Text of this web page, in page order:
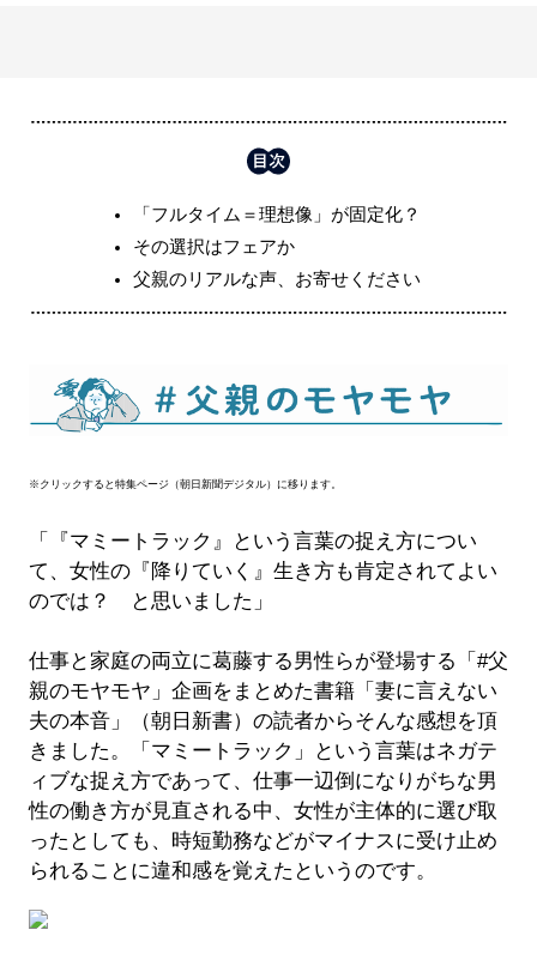
「フルタイム＝理想像」が固定化？
その選択はフェアか
父親のリアルな声、お寄せください
※クリックすると特集ページ（朝日新聞デジタル）に移ります。
「『マミートラック』という言葉の捉え方につい
て、女性の『降りていく』生き方も肯定されてよい
のでは？ と思いました」
仕事と家庭の両立に葛藤する男性らが登場する「#父
親のモヤモヤ」企画をまとめた書籍「妻に言えない
夫の本音」（朝日新書）の読者からそんな感想を頂
きました。「マミートラック」という言葉はネガテ
ィブな捉え方であって、仕事一辺倒になりがちな男
性の働き方が見直される中、女性が主体的に選び取
ったとしても、時短勤務などがマイナスに受け止め
られることに違和感を覚えたというのです。